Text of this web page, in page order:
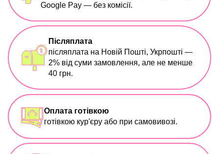
Google Pay — без комісії.
Післяплата
післяплата на Новій Пошті, Укрпошті —
2% від суми замовлення, але не менше
40 грн.
Оплата готівкою
готівкою кур'єру або при самовивозі.